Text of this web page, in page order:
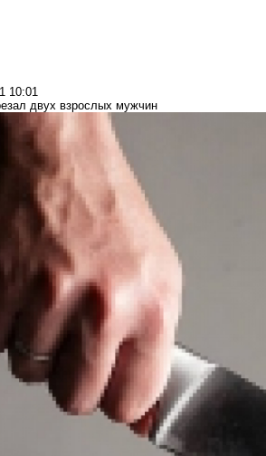
10:01
двух взрослых мужчин